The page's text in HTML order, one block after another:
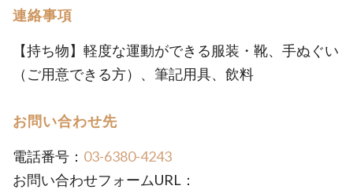
連絡事項
【持ち物】軽度な運動ができる服装・靴、手ぬぐい
（ご用意できる方）、筆記用具、飲料
お問い合わせ先
電話番号： 03-6380-4243
お問い合わせフォームURL：